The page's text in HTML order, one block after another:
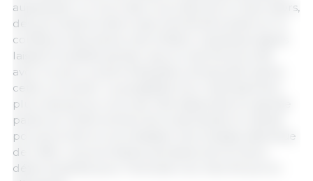
auparavant. Le recul des cours des porcs charcutiers,
des porcelets et des truies a fortement pesé sur la
confiance des acteurs de la filière. Quelques signes
laissent toutefois penser que le marché pourrait
avoir trouvé un point d’équilibre temporaire après
cette correction. La possibilité d’un redressement
plus marqué au cours de l’été dépendra en grande
partie du renforcement de la demande en viande
porcine et de la concrétisation de la baisse attendue
de l’offre. Les prochaines semaines seront donc
déterminantes pour l’évolution du marché porcin